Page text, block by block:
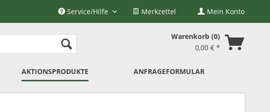
Merkzettel Mein Konto
Service/Hilfe
Warenkorb 0
0,00 € *
AKTIONSPRODUKTE ANFRAGEFORMULAR